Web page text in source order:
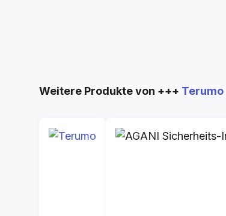
Produktgalerie überspringen
Weitere Produkte von +++ Terumo